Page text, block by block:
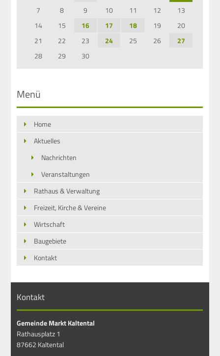
7
8 9 10 11 12
13
14
15 16 17 18 19
20
21
22 23 24 25 26
27
28
29 30
Menü
Home
Aktuelles
Nachrichten
Veranstaltungen
Rathaus & Verwaltung
Freizeit, Kirche & Vereine
Wirtschaft
Baugebiete
Kontakt
Kontakt
Gemeinde Markt Kaltental
Rathausplatz 1
87662 Kaltental